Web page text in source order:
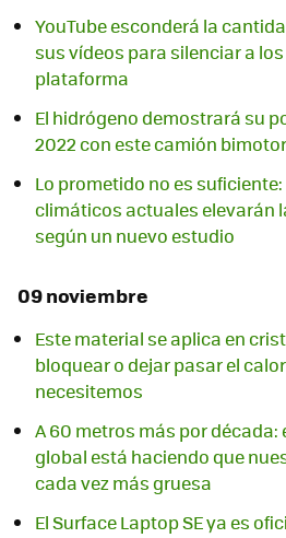
YouTube esconderá la
sus vídeos para silenciar a
plataforma
El hidrógeno demostrará su
2022 con este camión
Lo prometido no es
climáticos actuales elevarán
según un nuevo estudio
09 noviembre
Este material se aplica en
bloquear o dejar pasar el
necesitemos
A 60 metros más por
global está haciendo que
cada vez más gruesa
El Surface Laptop SE ya es